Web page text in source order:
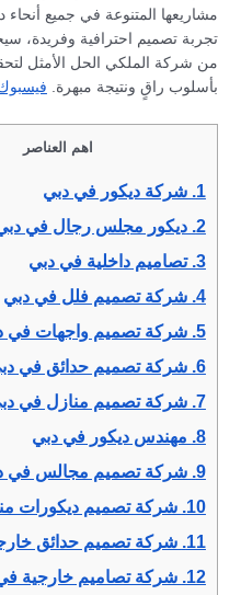
مشاريعها المتنوعة في جميع
تجربة تصميم احترافية
من شركة الملكي الحل الأمثل
بأسلوب راقٍ ونتيجة مبهرة.
اهم العناصر
1. شركة ديكور في دبي
2. ديكور مجلس رجال في
3. تصاميم داخلية في دبي
4. شركة تصميم فلل في دبي
5. شركة تصميم واجهات في
6. شركة تصميم حدائق في
7. شركة تصميم منازل في
8. مهندس ديكور في دبي
9. شركة تصميم مجالس في
10. شركة تصميم ديكورات
11. شركة تصميم حدائق
12. شركة تصاميم خارجية